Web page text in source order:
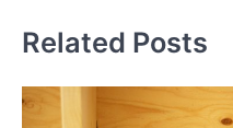
Related Posts